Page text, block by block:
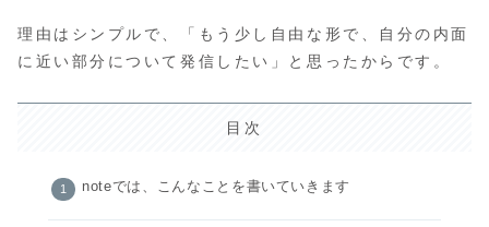
理由はシンプルで、「もう少し自由な形で、自分の内面
に近い部分について発信したい」と思ったからです。
目次
noteでは、こんなことを書いていきます